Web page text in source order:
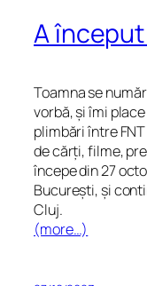
A
Toamna se
vorbă, și îmi
plimbări între
de cărți, filme,
începe din 27
București, și
Cluj.
(more…)